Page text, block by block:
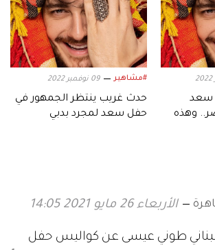
سعد
وهذه
#مشاهير 09 نوفمبر 2022
حدث غريب ينتظر الجمهور في
حفل سعد لمجرد بدبي
الأربعاء 26 مايو 2021 14:05
طوني عيسى عن كواليس حفل